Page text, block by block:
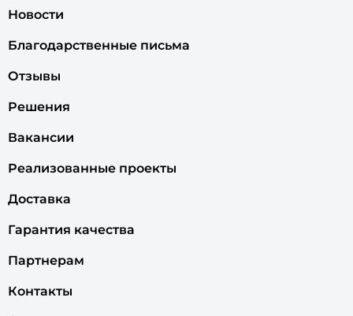
Новости
Благодарственные письма
Отзывы
Решения
Вакансии
Реализованные проекты
Доставка
Гарантия качества
Партнерам
Контакты